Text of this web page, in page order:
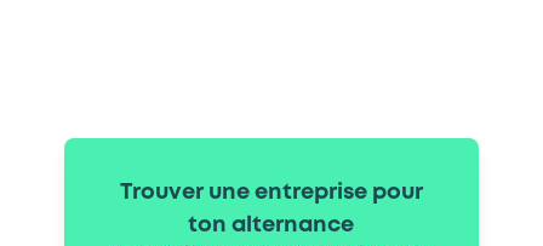
Trouver une entreprise pour
ton alternance